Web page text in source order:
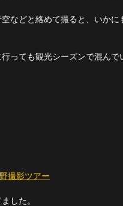
などと絡めて撮ると、いか
っても観光シーズンで混ん
撮影ツアー
した。